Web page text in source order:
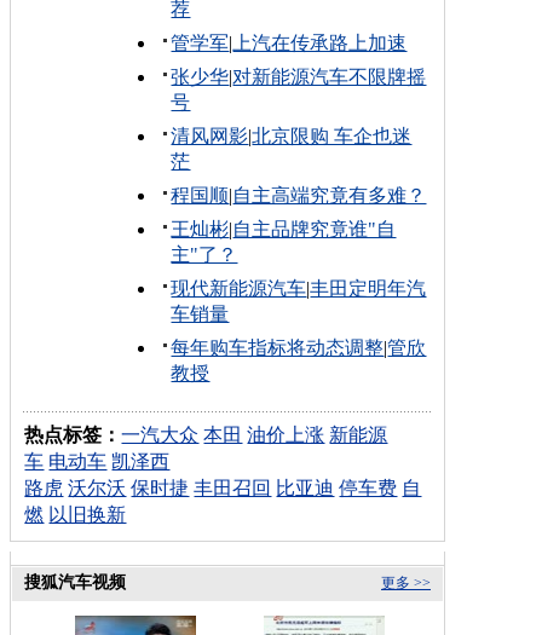
荐
管学军| 上汽在传承路上加速
张少华|对新能源汽车不限牌摇
号
清风网影|北京限购 车企也迷
茫
程国顺|自主高端究竟有多难？
王灿彬|自主品牌究竟谁"自
主"了？
现代新能源汽车|丰田定明年汽
车销量
每年购车指标将动态调整|管欣
教授
热点标签：一汽大众 本田 油价上涨 新能源
车 电动车 凯泽西
路虎 沃尔沃 保时捷 丰田召回 比亚迪 停车费 自
燃 以旧换新
更多 >>
搜狐汽车视频